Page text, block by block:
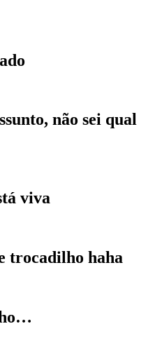
não sei qual
viva
trocadilho haha